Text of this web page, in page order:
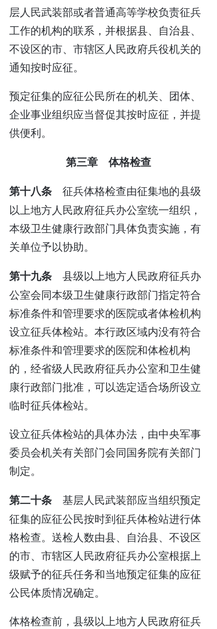
层人民武装部或者普通高等学校负责征兵
工作的机构的联系，并根据县、自治县、
不设区的市、市辖区人民政府兵役机关的
通知按时应征。
预定征集的应征公民所在的机关、团体、
企业事业组织应当督促其按时应征，并提
供便利。
第三章 体格检查
第十八条 征兵体格检查由征集地的县级
以上地方人民政府征兵办公室统一组织，
本级卫生健康行政部门具体负责实施，有
关单位予以协助。
第十九条 县级以上地方人民政府征兵办
公室会同本级卫生健康行政部门指定符合
标准条件和管理要求的医院或者体检机构
设立征兵体检站。本行政区域内没有符合
标准条件和管理要求的医院和体检机构
的，经省级人民政府征兵办公室和卫生健
康行政部门批准，可以选定适合场所设立
临时征兵体检站。
设立征兵体检站的具体办法，由中央军事
委员会机关有关部门会同国务院有关部门
制定。
第二十条 基层人民武装部应当组织预定
征集的应征公民按时到征兵体检站进行体
格检查。送检人数由县、自治县、不设区
的市、市辖区人民政府征兵办公室根据上
级赋予的征兵任务和当地预定征集的应征
公民体质情况确定。
体格检查前，县级以上地方人民政府征兵